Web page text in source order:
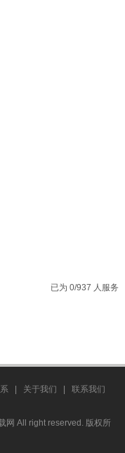
已为 0/937 人服务
关于我们
联系我们
网 All right reserved. 版权所